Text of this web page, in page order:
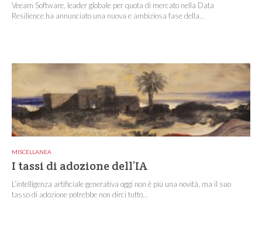
Veeam Software, leader globale per quota di mercato nella Data
Resilience,ha annunciato una nuova e ambiziosa fase della...
MISCELLANEA
I tassi di adozione dell’IA
L’intelligenza artificiale generativa oggi non è più una novità, ma il suo
tasso di adozione potrebbe non dirci tutto...